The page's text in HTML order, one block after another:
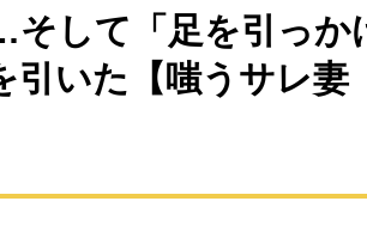
して「足を引っか
引いた【嗤うサレ